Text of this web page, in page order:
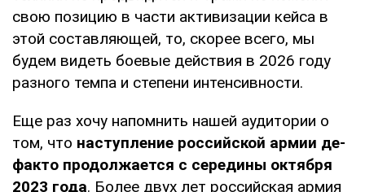
свою позицию в части активизации кейса в
этой составляющей, то, скорее всего, мы
будем видеть боевые действия в 2026 году
разного темпа и степени интенсивности.
Еще раз хочу напомнить нашей аудитории о
том, что наступление российской армии де-
факто продолжается с середины октября
2023 года. Более двух лет российская армия